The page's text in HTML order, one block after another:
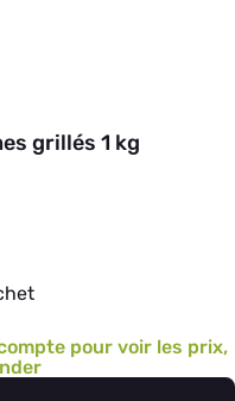
grillés 1 kg
pour voir les prix,